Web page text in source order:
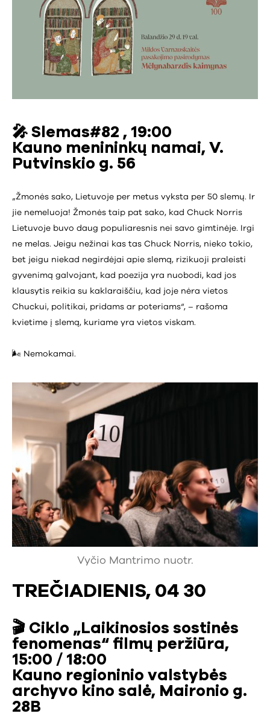
🎤 Slemas#82 , 19:00
Kauno menininkų namai, V.
Putvinskio g. 56
„Žmonės sako, Lietuvoje per metus vyksta per 50 slemų. Ir
jie nemeluoja! Žmonės taip pat sako, kad Chuck Norris
Lietuvoje buvo daug populiaresnis nei savo gimtinėje. Irgi
ne melas. Jeigu nežinai kas tas Chuck Norris, nieko tokio,
bet jeigu niekad negirdėjai apie slemą, rizikuoji praleisti
gyvenimą galvojant, kad poezija yra nuobodi, kad jos
klausytis reikia su kaklaraiščiu, kad joje nėra vietos
Chuckui, politikai, pridams ar poteriams“, – rašoma
kvietime į slemą, kuriame yra vietos viskam.
🌬️ Nemokamai.
Vyčio Mantrimo nuotr.
TREČIADIENIS, 04 30
🎬 Ciklo „Laikinosios sostinės
fenomenas“ filmų peržiūra,
15:00 / 18:00
Kauno regioninio valstybės
archyvo kino salė, Maironio g.
28B